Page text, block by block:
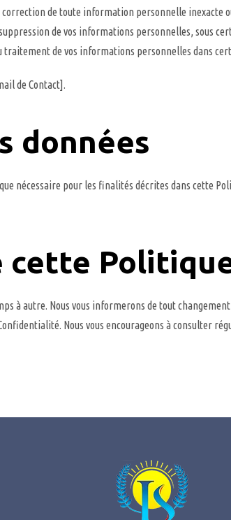
correction de toute information personnelle inexacte
de vos informations personnelles, sous
traitement de vos informations personnelles dans
de Contact].
données
nécessaire pour les finalités décrites dans cette
cette
à autre. Nous vous informerons de tout
Nous vous encourageons à consulter